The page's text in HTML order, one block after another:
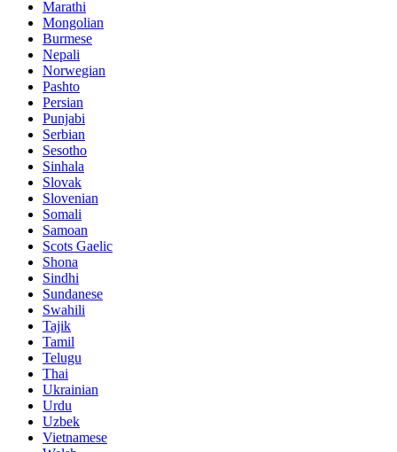
Marathi
Mongolian
Burmese
Nepali
Norwegian
Pashto
Persian
Punjabi
Serbian
Sesotho
Sinhala
Slovak
Slovenian
Somali
Samoan
Scots Gaelic
Shona
Sindhi
Sundanese
Swahili
Tajik
Tamil
Telugu
Thai
Ukrainian
Urdu
Uzbek
Vietnamese